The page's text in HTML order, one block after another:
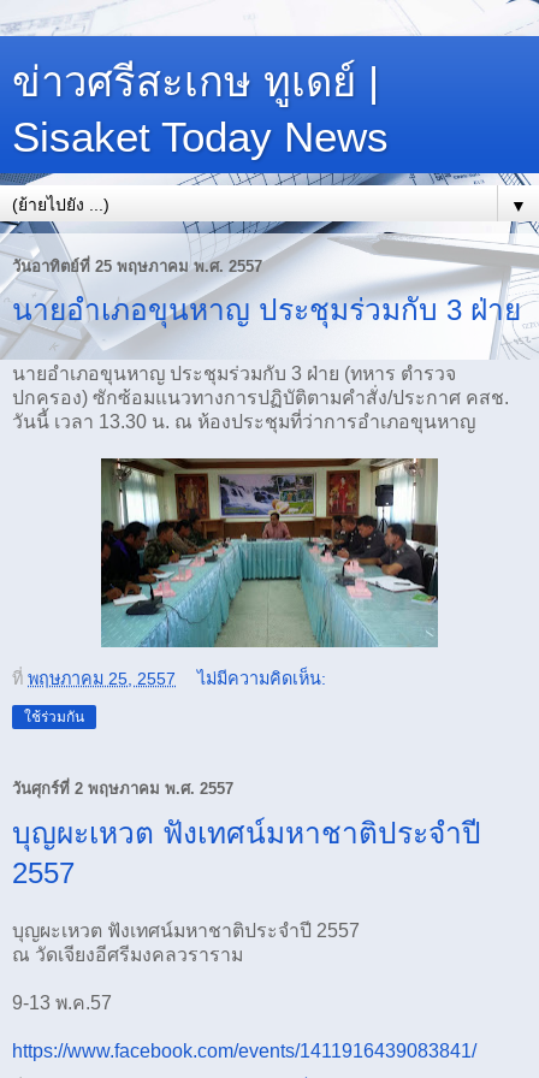
ข่าวศรีสะเกษ ทูเดย์ |
Sisaket Today News
▼
วันอาทิตย์ที่ 25 พฤษภาคม พ.ศ. 2557
นายอำเภอขุนหาญ ประชุมร่วมกับ 3 ฝ่าย
นายอำเภอขุนหาญ ประชุมร่วมกับ 3 ฝ่าย (ทหาร ตำรวจ
ปกครอง) ซักซ้อมแนวทางการปฏิบัติตามคำสั่ง/ประกาศ คสช.
วันนี้ เวลา 13.30 น. ณ ห้องประชุมที่ว่าการอำเภอขุนหาญ
ที่ พฤษภาคม 25, 2557 ไม่มีความคิดเห็น:
ใช้ร่วมกัน
วันศุกร์ที่ 2 พฤษภาคม พ.ศ. 2557
บุญผะเหวต ฟังเทศน์มหาชาติประจำปี
2557
บุญผะเหวต ฟังเทศน์มหาชาติประจำปี 2557
ณ วัดเจียงอีศรีมงคลวราราม
9-13 พ.ค.57
https://www.facebook.com/events/1411916439083841/